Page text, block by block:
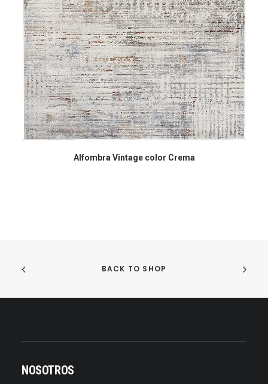
COMPRAR EN AMAZON
Alfombra Vintage color Crema
BACK TO SHOP
NOSOTROS